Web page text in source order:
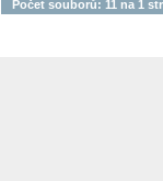
Počet souborů: 11 na 1